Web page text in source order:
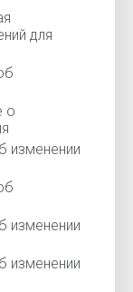
для
о
изменении
изменении
изменении